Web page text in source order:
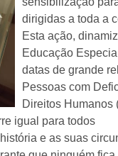
dirigidas a toda a
Esta ação,
Educação
datas de grande
Pessoas com
Direitos Humanos
igual para todos
e as suas